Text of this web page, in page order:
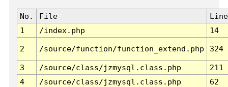
No. File
Line
1
/index.php 14
2 /source/function/function_extend.php 324
3 /source/class/jzmysql.class.php
211
4
/source/class/jzmysql.class.php
62